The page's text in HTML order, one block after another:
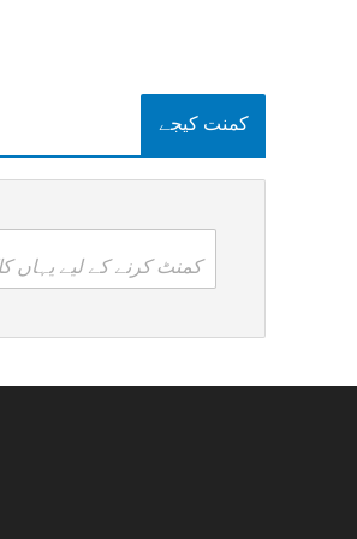
کمنت کیجے
کمنٹ کرنے کے لیے یہاں